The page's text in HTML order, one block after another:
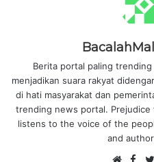
Berita portal paling
menjadikan suara rakyat
di hati masyarakat dan
trending news portal.
listens to the voice of the
and